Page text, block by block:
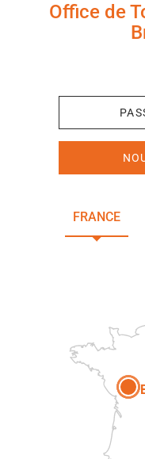
Office de
FRANCE